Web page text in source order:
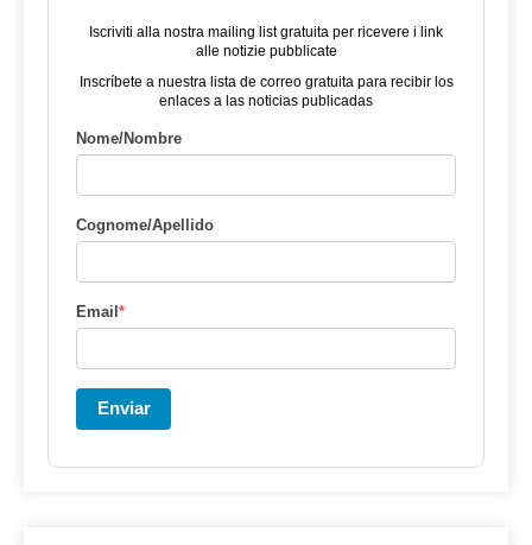
Iscriviti alla nostra mailing list gratuita per ricevere i link
alle notizie pubblicate
Inscríbete a nuestra lista de correo gratuita para recibir los
enlaces a las noticias publicadas
Nome/Nombre
Cognome/Apellido
Email*
Enviar